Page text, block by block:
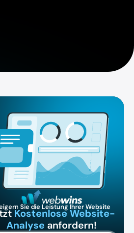
Sie die Leistung Ihrer Website
Kostenlose Website-
Analyseanfordern!